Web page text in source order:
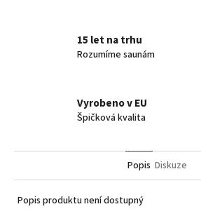
15 let na trhu
Rozumíme saunám
Vyrobeno v EU
Špičková kvalita
Popis Diskuze
Popis produktu není dostupný